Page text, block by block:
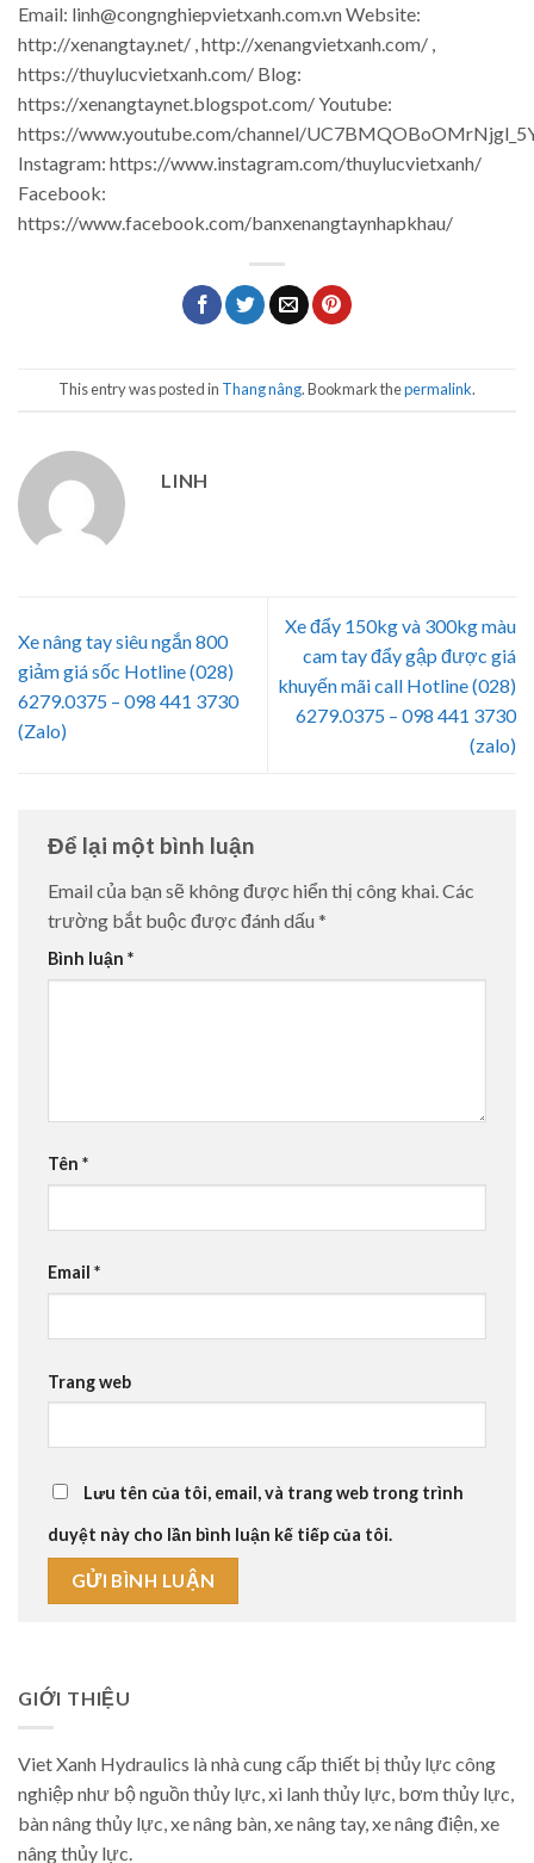
Email: linh@congnghiepvietxanh.com.vn Website:
http://xenangtay.net/ , http://xenangvietxanh.com/ ,
https://thuylucvietxanh.com/ Blog:
https://xenangtaynet.blogspot.com/ Youtube:
https://www.youtube.com/channel/
Instagram: https://www.instagram.com/thuylucvietxanh/
Facebook:
https://www.facebook.com/banxenangtaynhapkhau/
This entry was posted in Thang nâng. Bookmark thepermalink.
LINH
Xe nâng tay siêu ngắn 800
giảm giá sốc Hotline (028)
6279.0375 – 098 441 3730
(Zalo)
Xe đẩy 150kg và 300kg màu
cam tay đẩy gập được giá
khuyến mãi call Hotline (028)
6279.0375 – 098 441 3730
(zalo)
Để lại một bình luận
Email của bạn sẽ không được hiển thị công khai.Các
trường bắt buộc được đánh dấu *
Bình luận *
Tên *
Email *
Trang web
Lưu tên của tôi, email, và trang web trong trình
duyệt này cho lần bình luận kế tiếp của tôi.
GIỚI THIỆU
Viet Xanh Hydraulics là nhà cung cấp thiết bị thủy lực công
nghiệp như bộ nguồn thủy lực, xi lanh thủy lực, bơm thủy lực,
bàn nâng thủy lực, xe nâng bàn, xe nâng tay, xe nâng điện, xe
nâng thủy lực.